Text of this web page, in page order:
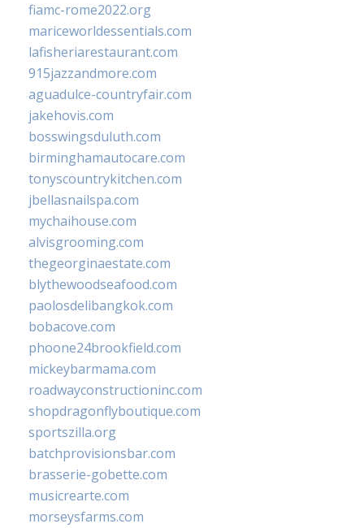
fiamc-rome2022.org
mariceworldessentials.com
lafisheriarestaurant.com
915jazzandmore.com
aguadulce-countryfair.com
jakehovis.com
bosswingsduluth.com
birminghamautocare.com
tonyscountrykitchen.com
jbellasnailspa.com
mychaihouse.com
alvisgrooming.com
thegeorginaestate.com
blythewoodseafood.com
paolosdelibangkok.com
bobacove.com
phoone24brookfield.com
mickeybarmama.com
roadwayconstructioninc.com
shopdragonflyboutique.com
sportszilla.org
batchprovisionsbar.com
brasserie-gobette.com
musicrearte.com
morseysfarms.com